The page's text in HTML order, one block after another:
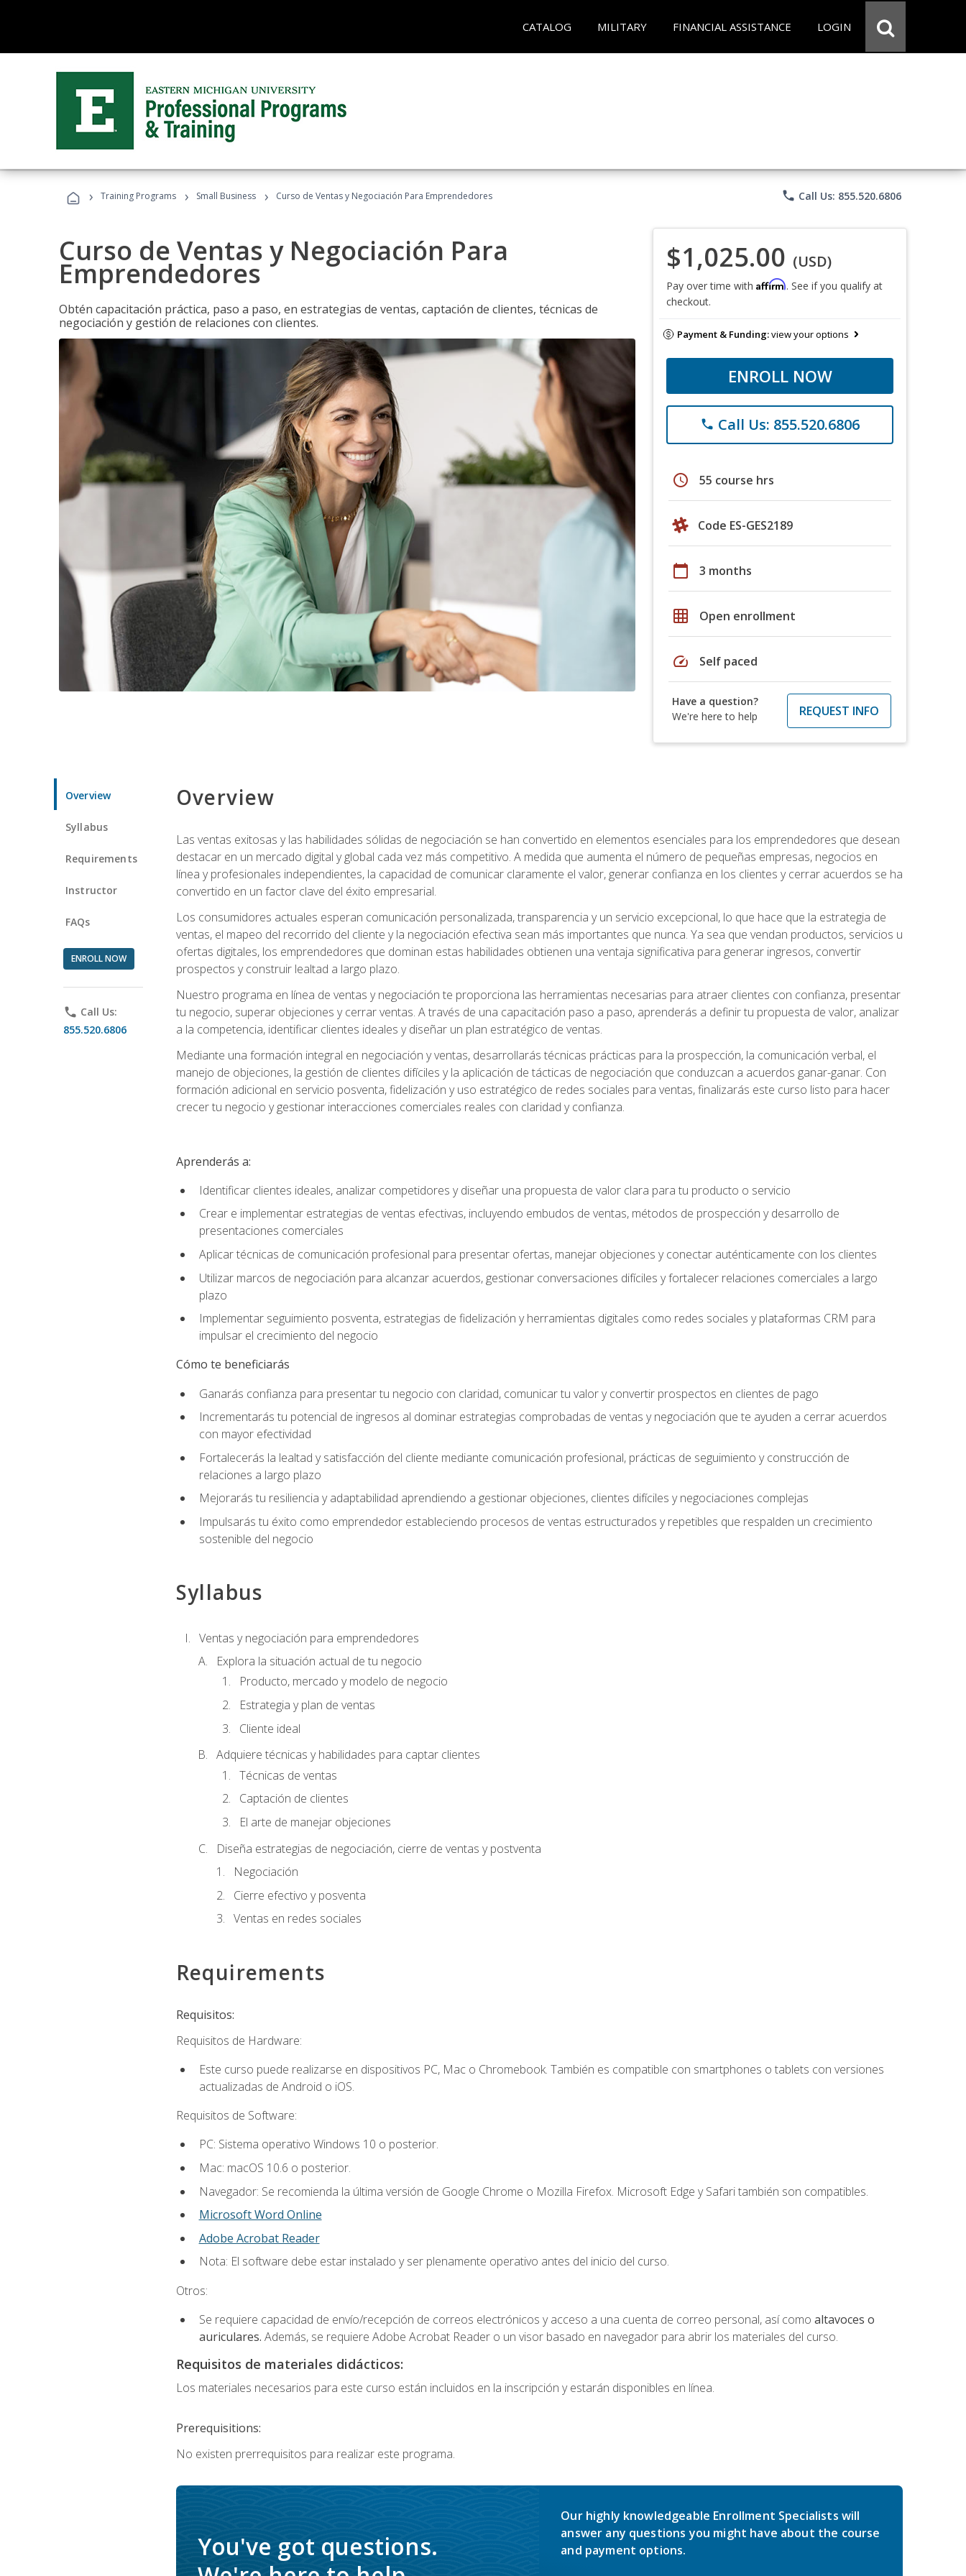
CATALOG MILITARY FINANCIAL ASSISTANCE LOGIN
› Training Programs › Small Business › Curso de Ventas y Negociación Para Emprendedores phone Call Us: 855.520.6806
Curso de Ventas y Negociación Para
Emprendedores
Obtén capacitación práctica, paso a paso, en estrategias de ventas, captación de clientes, técnicas de
negociación y gestión de relaciones con clientes.
$1,025.00 (USD)
Pay over time with Affirm. See if you qualify at
checkout.
Payment & Funding:view your options
ENROLL NOW
phone Call Us: 855.520.6806
schedule 55 course hrs
Code ES-GES2189
calendar_today 3 months
grid_on Open enrollment
speed Self paced
Have a question?
We're here to help
REQUEST INFO
Overview
Syllabus
Requirements
Instructor
FAQs
ENROLL NOW
phone Call Us:
855.520.6806
Overview
Las ventas exitosas y las habilidades sólidas de negociación se han convertido en elementos esenciales para los emprendedores que desean
destacar en un mercado digital y global cada vez más competitivo. A medida que aumenta el número de pequeñas empresas, negocios en
línea y profesionales independientes, la capacidad de comunicar claramente el valor, generar confianza en los clientes y cerrar acuerdos se ha
convertido en un factor clave del éxito empresarial.
Los consumidores actuales esperan comunicación personalizada, transparencia y un servicio excepcional, lo que hace que la estrategia de
ventas, el mapeo del recorrido del cliente y la negociación efectiva sean más importantes que nunca. Ya sea que vendan productos, servicios u
ofertas digitales, los emprendedores que dominan estas habilidades obtienen una ventaja significativa para generar ingresos, convertir
prospectos y construir lealtad a largo plazo.
Nuestro programa en línea de ventas y negociación te proporciona las herramientas necesarias para atraer clientes con confianza, presentar
tu negocio, superar objeciones y cerrar ventas. A través de una capacitación paso a paso, aprenderás a definir tu propuesta de valor, analizar
a la competencia, identificar clientes ideales y diseñar un plan estratégico de ventas.
Mediante una formación integral en negociación y ventas, desarrollarás técnicas prácticas para la prospección, la comunicación verbal, el
manejo de objeciones, la gestión de clientes difíciles y la aplicación de tácticas de negociación que conduzcan a acuerdos ganar-ganar. Con
formación adicional en servicio posventa, fidelización y uso estratégico de redes sociales para ventas, finalizarás este curso listo para hacer
crecer tu negocio y gestionar interacciones comerciales reales con claridad y confianza.
Aprenderás a:
Identificar clientes ideales, analizar competidores y diseñar una propuesta de valor clara para tu producto o servicio
Crear e implementar estrategias de ventas efectivas, incluyendo embudos de ventas, métodos de prospección y desarrollo de
presentaciones comerciales
Aplicar técnicas de comunicación profesional para presentar ofertas, manejar objeciones y conectar auténticamente con los clientes
Utilizar marcos de negociación para alcanzar acuerdos, gestionar conversaciones difíciles y fortalecer relaciones comerciales a largo
plazo
Implementar seguimiento posventa, estrategias de fidelización y herramientas digitales como redes sociales y plataformas CRM para
impulsar el crecimiento del negocio
Cómo te beneficiarás
Ganarás confianza para presentar tu negocio con claridad, comunicar tu valor y convertir prospectos en clientes de pago
Incrementarás tu potencial de ingresos al dominar estrategias comprobadas de ventas y negociación que te ayuden a cerrar acuerdos
con mayor efectividad
Fortalecerás la lealtad y satisfacción del cliente mediante comunicación profesional, prácticas de seguimiento y construcción de
relaciones a largo plazo
Mejorarás tu resiliencia y adaptabilidad aprendiendo a gestionar objeciones, clientes difíciles y negociaciones complejas
Impulsarás tu éxito como emprendedor estableciendo procesos de ventas estructurados y repetibles que respalden un crecimiento
sostenible del negocio
Syllabus
Ventas y negociación para emprendedores
Explora la situación actual de tu negocio
Producto, mercado y modelo de negocio
Estrategia y plan de ventas
Cliente ideal
Adquiere técnicas y habilidades para captar clientes
Técnicas de ventas
Captación de clientes
El arte de manejar objeciones
Diseña estrategias de negociación, cierre de ventas y postventa
Negociación
Cierre efectivo y posventa
Ventas en redes sociales
Requirements
Requisitos:
Requisitos de Hardware:
Este curso puede realizarse en dispositivos PC, Mac o Chromebook. También es compatible con smartphones o tablets con versiones
actualizadas de Android o iOS.
Requisitos de Software:
PC: Sistema operativo Windows 10 o posterior.
Mac: macOS 10.6 o posterior.
Navegador: Se recomienda la última versión de Google Chrome o Mozilla Firefox. Microsoft Edge y Safari también son compatibles.
Microsoft Word Online
Adobe Acrobat Reader
Nota: El software debe estar instalado y ser plenamente operativo antes del inicio del curso.
Otros:
Se requiere capacidad de envío/recepción de correos electrónicos y acceso a una cuenta de correo personal, así como altavoces o
auriculares. Además, se requiere Adobe Acrobat Reader o un visor basado en navegador para abrir los materiales del curso.
Requisitos de materiales didácticos:
Los materiales necesarios para este curso están incluidos en la inscripción y estarán disponibles en línea.
Prerequisitions:
No existen prerrequisitos para realizar este programa.
You've got questions.
Our highly knowledgeable Enrollment Specialists will
answer any questions you might have about the course
and payment options.